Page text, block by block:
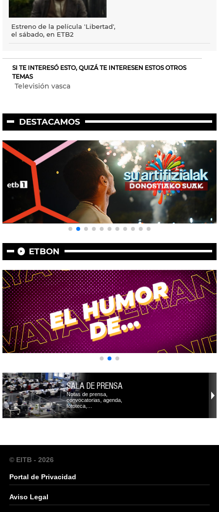
Estreno de la película 'Libertad',
el sábado, en ETB2
SI TE INTERESÓ ESTO, QUIZÁ TE INTERESEN ESTOS OTROS
TEMAS
Televisión vasca
DESTACAMOS
ETBON
SALA DE PRENSA
Notas de prensa,
convocatorias, agenda,
fototeca,…
© EITB - 2026
Portal de Privacidad
Aviso Legal